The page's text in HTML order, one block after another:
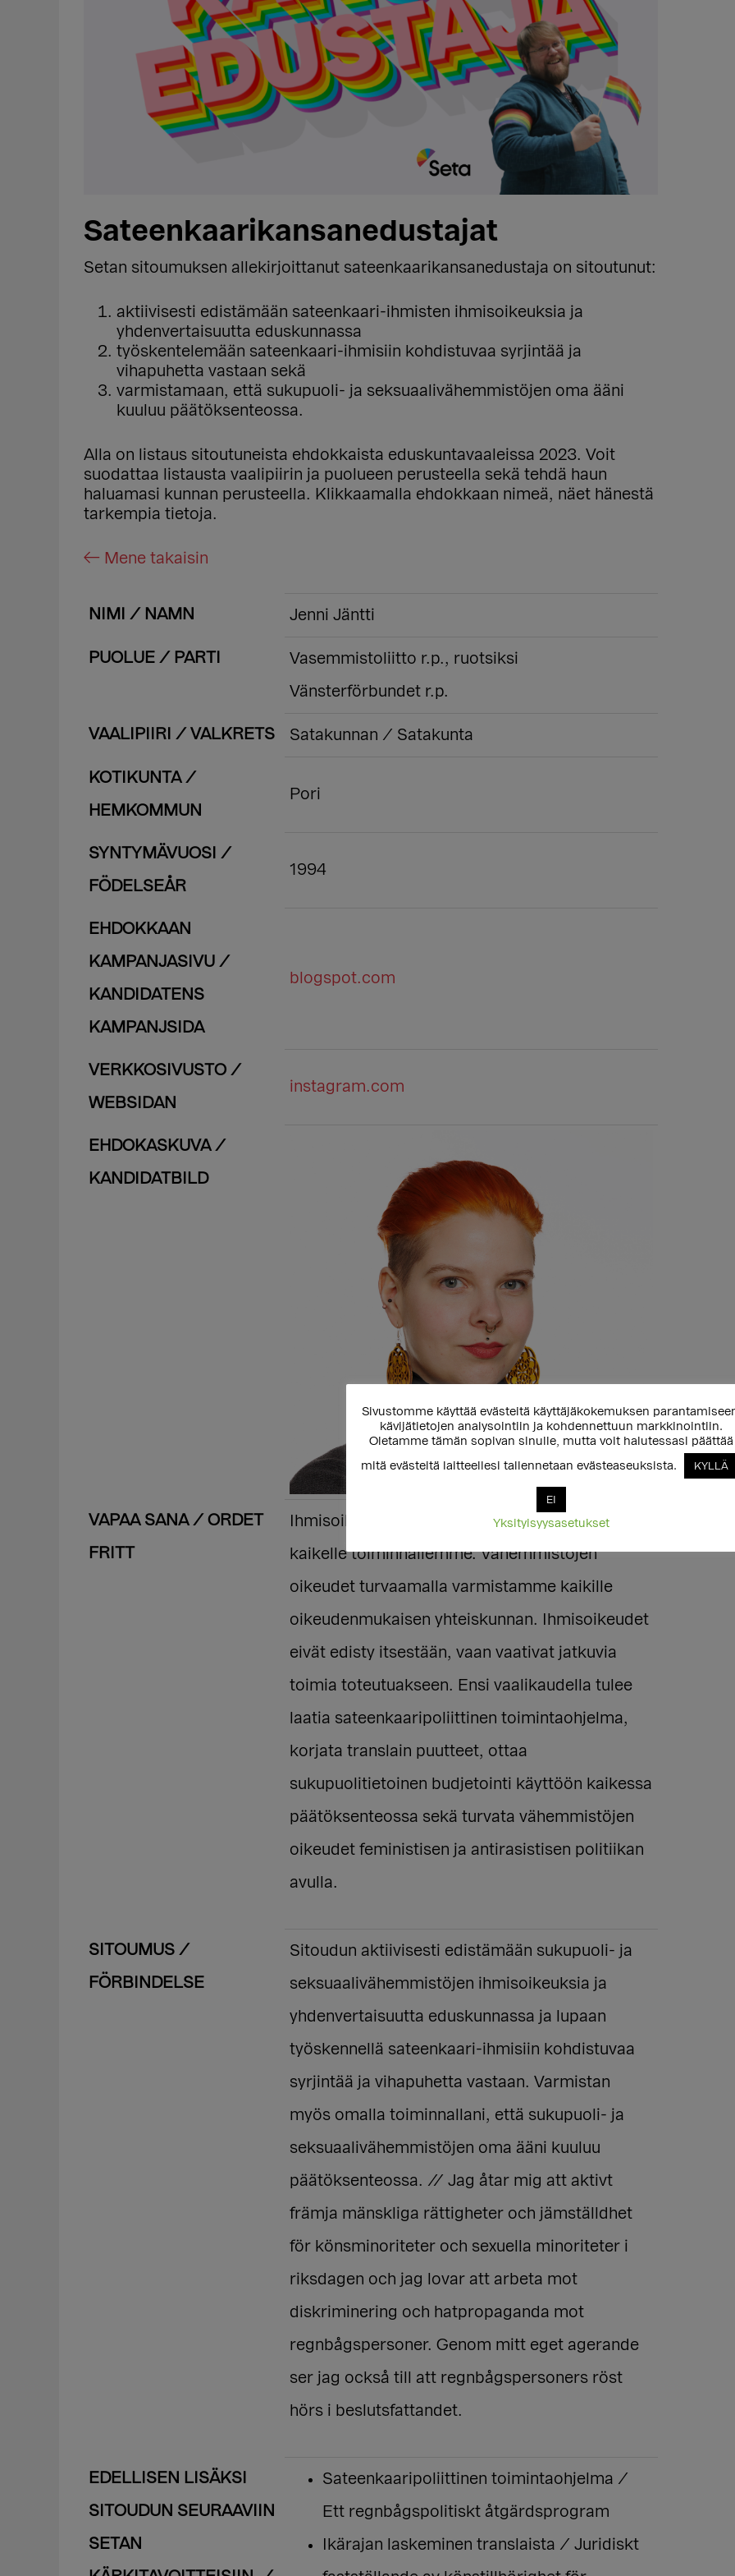
Sateenkaarikansanedustajat
Setan sitoumuksen allekirjoittanut sateenkaarikansanedustaja on sitoutunut:
aktiivisesti edistämään sateenkaari-ihmisten ihmisoikeuksia ja
yhdenvertaisuutta eduskunnassa
työskentelemään sateenkaari-ihmisiin kohdistuvaa syrjintää ja
vihapuhetta vastaan sekä
varmistamaan, että sukupuoli- ja seksuaalivähemmistöjen oma ääni
kuuluu päätöksenteossa.
Alla on listaus sitoutuneista ehdokkaista eduskuntavaaleissa 2023. Voit
suodattaa listausta vaalipiirin ja puolueen perusteella sekä tehdä haun
haluamasi kunnan perusteella. Klikkaamalla ehdokkaan nimeä, näet hänestä
tarkempia tietoja.
← Mene takaisin
NIMI / NAMN Jenni Jäntti
PUOLUE / PARTI
Vasemmistoliitto r.p., ruotsiksi
Vänsterförbundet r.p.
VAALIPIIRI / VALKRETS Satakunnan / Satakunta
KOTIKUNTA /
HEMKOMMUN
Pori
SYNTYMÄVUOSI /
FÖDELSEÅR
1994
EHDOKKAAN
KAMPANJASIVU /
KANDIDATENS
KAMPANJSIDA
blogspot.com
VERKKOSIVUSTO /
WEBSIDAN
instagram.com
EHDOKASKUVA /
KANDIDATBILD
VAPAA SANA / ORDET
FRITT
Ihmisoikeuksien kunnioittaminen luo pohjan
kaikelle toiminnallemme. Vähemmistöjen
oikeudet turvaamalla varmistamme kaikille
oikeudenmukaisen yhteiskunnan. Ihmisoikeudet
eivät edisty itsestään, vaan vaativat jatkuvia
toimia toteutuakseen. Ensi vaalikaudella tulee
laatia sateenkaaripoliittinen toimintaohjelma,
korjata translain puutteet, ottaa
sukupuolitietoinen budjetointi käyttöön kaikessa
päätöksenteossa sekä turvata vähemmistöjen
oikeudet feministisen ja antirasistisen politiikan
avulla.
SITOUMUS /
FÖRBINDELSE
Sitoudun aktiivisesti edistämään sukupuoli- ja
seksuaalivähemmistöjen ihmisoikeuksia ja
yhdenvertaisuutta eduskunnassa ja lupaan
työskennellä sateenkaari-ihmisiin kohdistuvaa
syrjintää ja vihapuhetta vastaan. Varmistan
myös omalla toiminnallani, että sukupuoli- ja
seksuaalivähemmistöjen oma ääni kuuluu
päätöksenteossa. // Jag åtar mig att aktivt
främja mänskliga rättigheter och jämställdhet
för könsminoriteter och sexuella minoriteter i
riksdagen och jag lovar att arbeta mot
diskriminering och hatpropaganda mot
regnbågspersoner. Genom mitt eget agerande
ser jag också till att regnbågspersoners röst
hörs i beslutsfattandet.
EDELLISEN LISÄKSI
SITOUDUN SEURAAVIIN
SETAN
Sateenkaaripoliittinen toimintaohjelma /
Ett regnbågspolitiskt åtgärdsprogram
Ikärajan laskeminen translaista / Juridiskt
Sivustomme käyttää evästeitä käyttäjäkokemuksen
kävijätietojen analysointiin ja kohdennettuun markkinointiin.
Oletamme tämän sopivan sinulle, mutta voit halutessasi päättää
mitä evästeitä laitteellesi tallennetaan evästeaseuksista.
KYLLÄ
EI
Yksityisyysasetukset